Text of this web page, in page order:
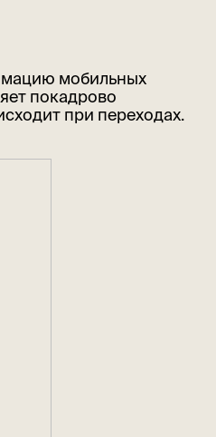
мобильных
покадрово
при переходах.